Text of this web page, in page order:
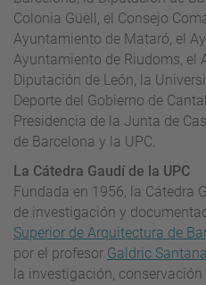
Colonia Güell, el Consejo
Ayuntamiento de Mataró, el
Ayuntamiento de Riudoms, el
Diputación de León, la
Deporte del Gobierno de
Presidencia de la Junta de
de Barcelona y la UPC.
La Cátedra Gaudí de la UPC
Fundada en 1956, la Cátedra
de investigación y
Superior de Arquitectura de
por el profesor Galdric Santana
la investigación,